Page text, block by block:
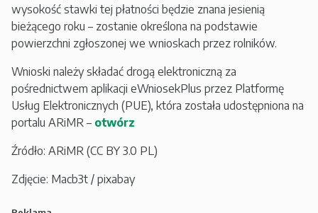
wysokość stawki tej płatności będzie znana jesienią
bieżącego roku – zostanie określona na podstawie
powierzchni zgłoszonej we wnioskach przez rolników.
Wnioski należy składać drogą elektroniczną za
pośrednictwem aplikacji eWniosekPlus przez Platformę
Usług Elektronicznych (PUE), która została udostępniona na
portalu ARiMR – otwórz
Źródło: ARiMR (CC BY 3.0 PL)
Zdjęcie: Macb3t / pixabay